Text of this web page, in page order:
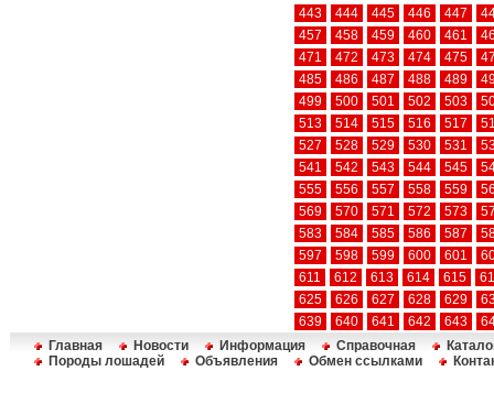
443
444 445 446 447
457
458 459 460 461
471
472 473 474 475
485
486 487 488 489
499
500 501 502 503
513
514 515 516 517
527
528 529 530 531
541
542 543 544 545
555
556 557 558 559
569
570 571 572 573
583
584 585 586 587
597
598 599 600 601
611
612 613 614 615
625
626 627 628 629
639
640 641 642 643
Главная
Новости Информация Справочная
Породы лошадей
Объявления Обмен ссылками